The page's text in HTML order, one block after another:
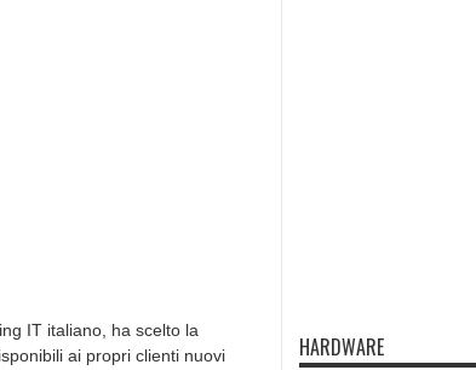
IT italiano, ha scelto la
ai propri clienti nuovi
HARDWARE